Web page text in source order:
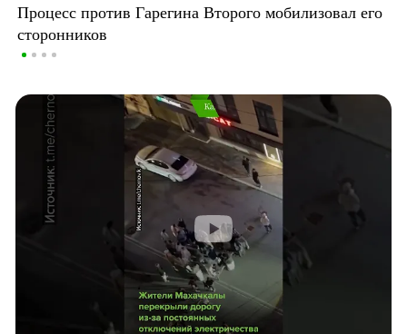
Процесс против Гарегина Второго мобилизовал его
сторонников